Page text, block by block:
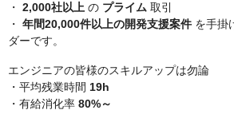
・ 2,000社以上 の プライム 取引
・ 年間20,000件以上の開発支援案件 を手掛
ダーです。
エンジニアの皆様のスキルアップは勿論
・平均残業時間 19h
・有給消化率 80%～